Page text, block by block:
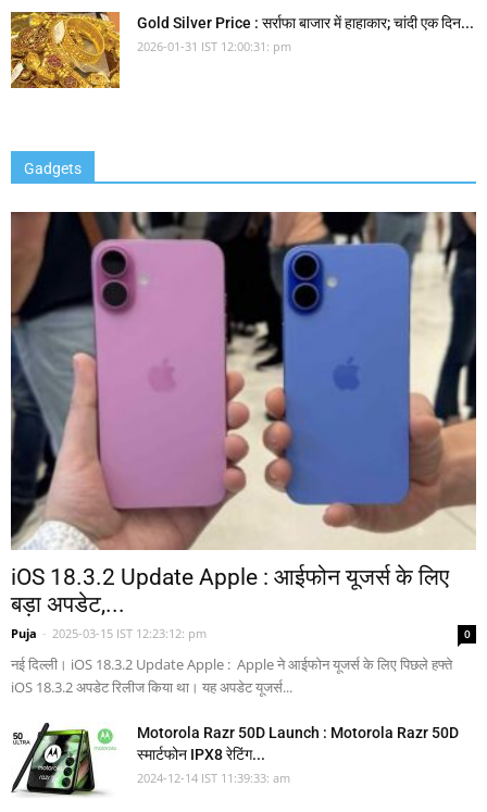
Gold Silver Price : सर्राफा बाजार में हाहाकार; चांदी एक दिन...
2026-01-31 IST 12:00:31: pm
Gadgets
iOS 18.3.2 Update Apple : आईफोन यूजर्स के लिए
बड़ा अपडेट,...
Puja - 2025-03-15 IST 12:23:12: pm 0
नई दिल्ली। iOS 18.3.2 Update Apple : Apple ने आईफोन यूजर्स के लिए पिछले हफ्ते
iOS 18.3.2 अपडेट रिलीज किया था। यह अपडेट यूजर्स...
Motorola Razr 50D Launch : Motorola Razr 50D
स्मार्टफोन IPX8 रेटिंग...
2024-12-14 IST 11:39:33: am